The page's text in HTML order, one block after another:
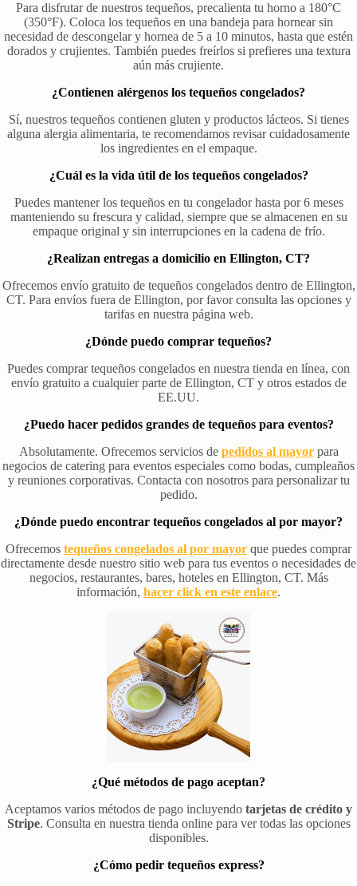
Para disfrutar de nuestros tequeños, precalienta tu horno a 180°C
(350°F). Coloca los tequeños en una bandeja para hornear sin
necesidad de descongelar y hornea de 5 a 10 minutos, hasta que estén
dorados y crujientes. También puedes freírlos si prefieres una textura
aún más crujiente.
¿Contienen alérgenos los tequeños congelados?
Sí, nuestros tequeños contienen gluten y productos lácteos. Si tienes
alguna alergia alimentaria, te recomendamos revisar cuidadosamente
los ingredientes en el empaque.
¿Cuál es la vida útil de los tequeños congelados?
Puedes mantener los tequeños en tu congelador hasta por 6 meses
manteniendo su frescura y calidad, siempre que se almacenen en su
empaque original y sin interrupciones en la cadena de frío.
¿Realizan entregas a domicilio en Ellington, CT?
Ofrecemos envío gratuito de tequeños congelados dentro de Ellington,
CT. Para envíos fuera de Ellington, por favor consulta las opciones y
tarifas en nuestra página web.
¿Dónde puedo comprar tequeños?
Puedes comprar tequeños congelados en nuestra tienda en línea, con
envío gratuito a cualquier parte de Ellington, CT y otros estados de
EE.UU.
¿Puedo hacer pedidos grandes de tequeños para eventos?
Absolutamente. Ofrecemos servicios de pedidos al mayorpara
negocios de catering para eventos especiales como bodas, cumpleaños
y reuniones corporativas. Contacta con nosotros para personalizar tu
pedido.
¿Dónde puedo encontrar tequeños congelados al por mayor?
Ofrecemos tequeños congelados al por mayor que puedes comprar
directamente desde nuestro sitio web para tus eventos o necesidades de
negocios, restaurantes, bares, hoteles en Ellington, CT. Más
información, hacer click en este enlace.
¿Qué métodos de pago aceptan?
Aceptamos varios métodos de pago incluyendo tarjetas de crédito y
Stripe. Consulta en nuestra tienda online para ver todas las opciones
disponibles.
¿Cómo pedir tequeños express?